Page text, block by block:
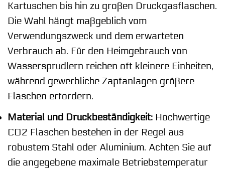
Kartuschen bis hin zu großen Druckgasflaschen.
Die Wahl hängt maßgeblich vom
Verwendungszweck und dem erwarteten
Verbrauch ab. Für den Heimgebrauch von
Wassersprudlern reichen oft kleinere Einheiten,
während gewerbliche Zapfanlagen größere
Flaschen erfordern.
Material und Druckbeständigkeit: Hochwertige
CO2 Flaschen bestehen in der Regel aus
robustem Stahl oder Aluminium. Achten Sie auf
die angegebene maximale Betriebstemperatur